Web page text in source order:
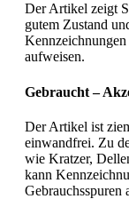
Der Artikel zeigt
gutem Zustand
Kennzeichnungen
aufweisen.
Gebraucht –
Der Artikel ist
einwandfrei. Zu
wie Kratzer,
kann
Gebrauchsspuren